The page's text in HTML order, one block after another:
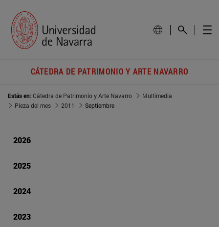
CÁTEDRA DE PATRIMONIO Y ARTE NAVARRO
Estás en:Cátedra de Patrimonio y Arte Navarro
Multimedia
Pieza del mes
2011 Septiembre
2026
2025
2024
2023